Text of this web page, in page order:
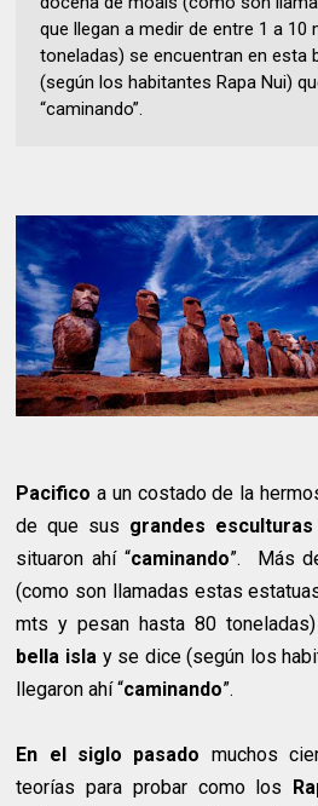
que llegan a medir de entre 1 a 10
toneladas) se encuentran en esta
(según los habitantes Rapa Nui)
“caminando”.
Pacifico a un costado de la
de que sus grandes
situaron ahí “caminando”. Más
(como son llamadas estas
mts y pesan hasta 80
bella isla y se dice (según los
llegaron ahí “caminando”.
En el siglo pasado muchos
teorías para probar como los